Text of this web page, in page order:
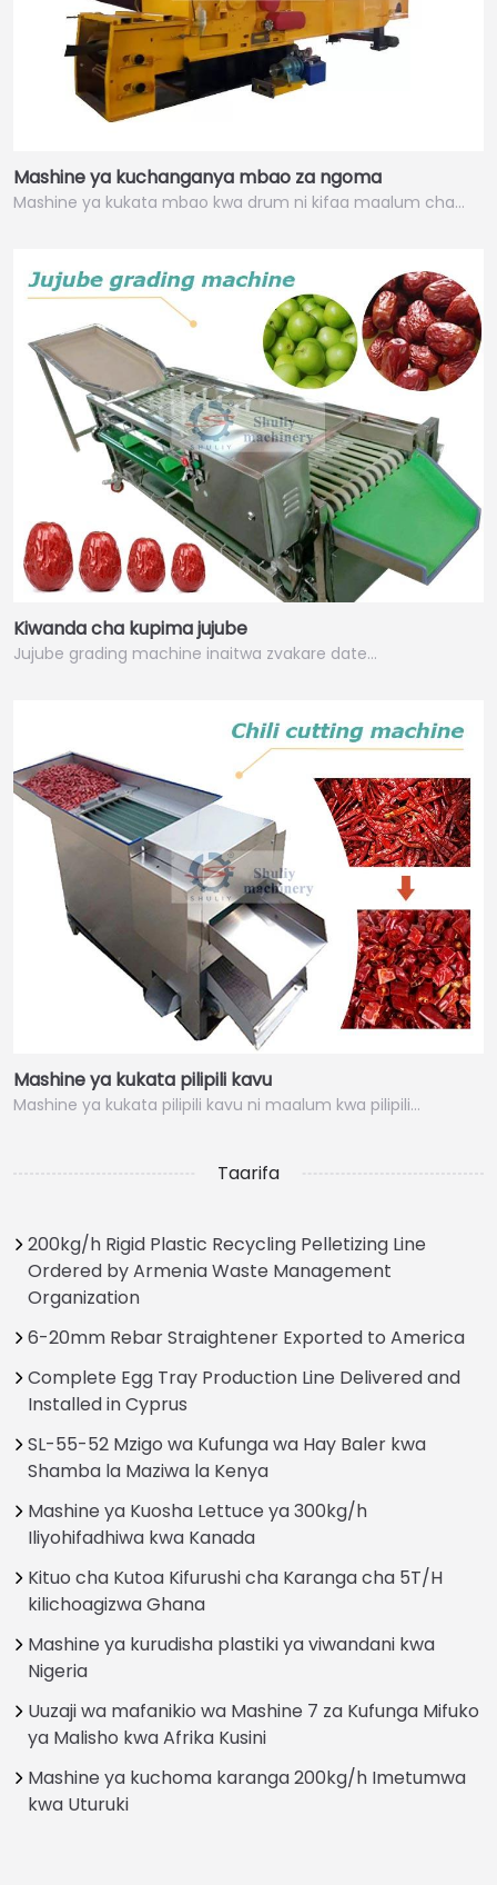
Mashine ya kuchanganya mbao za ngoma
Mashine ya kukata mbao kwa drum ni kifaa maalum cha…
Kiwanda cha kupima jujube
Jujube grading machine inaitwa zvakare date…
Mashine ya kukata pilipili kavu
Mashine ya kukata pilipili kavu ni maalum kwa pilipili…
Taarifa
200kg/h Rigid Plastic Recycling Pelletizing Line
Ordered by Armenia Waste Management
Organization
6-20mm Rebar Straightener Exported to America
Complete Egg Tray Production Line Delivered and
Installed in Cyprus
SL-55-52 Mzigo wa Kufunga wa Hay Baler kwa
Shamba la Maziwa la Kenya
Mashine ya Kuosha Lettuce ya 300kg/h
Iliyohifadhiwa kwa Kanada
Kituo cha Kutoa Kifurushi cha Karanga cha 5T/H
kilichoagizwa Ghana
Mashine ya kurudisha plastiki ya viwandani kwa
Nigeria
Uuzaji wa mafanikio wa Mashine 7 za Kufunga Mifuko
ya Malisho kwa Afrika Kusini
Mashine ya kuchoma karanga 200kg/h Imetumwa
kwa Uturuki